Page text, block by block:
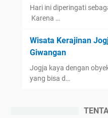
Hari ini diperingati
Karena …
Wisata Kerajinan
Giwangan
Jogja kaya dengan
yang bisa d…